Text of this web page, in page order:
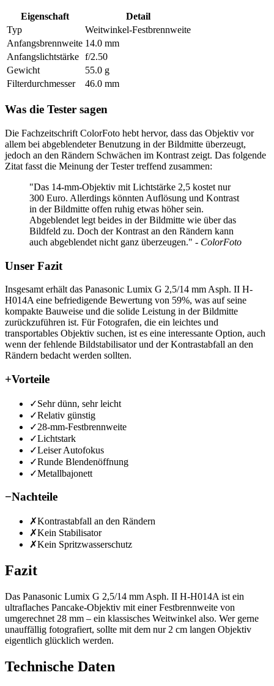
Eigenschaft
Detail
Typ
Weitwinkel-Festbrennweite
Anfangsbrennweite 14.0 mm
Anfangslichtstärke f/2.50
Gewicht
55.0 g
Filterdurchmesser
46.0 mm
Was die Tester sagen
Die Fachzeitschrift ColorFoto hebt hervor, dass das Objektiv vor
allem bei abgeblendeter Benutzung in der Bildmitte überzeugt,
jedoch an den Rändern Schwächen im Kontrast zeigt. Das folgende
Zitat fasst die Meinung der Tester treffend zusammen:
"Das 14-mm-Objektiv mit Lichtstärke 2,5 kostet nur
300 Euro. Allerdings könnten Auflösung und Kontrast
in der Bildmitte offen ruhig etwas höher sein.
Abgeblendet legt beides in der Bildmitte wie über das
Bildfeld zu. Doch der Kontrast an den Rändern kann
auch abgeblendet nicht ganz überzeugen." - ColorFoto
Unser Fazit
Insgesamt erhält das Panasonic Lumix G 2,5/14 mm Asph. II H-
H014A eine befriedigende Bewertung von 59%, was auf seine
kompakte Bauweise und die solide Leistung in der Bildmitte
zurückzuführen ist. Für Fotografen, die ein leichtes und
transportables Objektiv suchen, ist es eine interessante Option, auch
wenn der fehlende Bildstabilisator und der Kontrastabfall an den
Rändern bedacht werden sollten.
+Vorteile
✓Sehr dünn, sehr leicht
✓Relativ günstig
✓28-mm-Festbrennweite
✓Lichtstark
✓Leiser Autofokus
✓Runde Blendenöffnung
✓Metallbajonett
−Nachteile
✗Kontrastabfall an den Rändern
✗Kein Stabilisator
✗Kein Spritzwasserschutz
Fazit
Das Panasonic Lumix G 2,5/14 mm Asph. II H-H014A ist ein
ultraflaches Pancake-Objektiv mit einer Festbrennweite von
umgerechnet 28 mm – ein klassisches Weitwinkel also. Wer gerne
unauffällig fotografiert, sollte mit dem nur 2 cm langen Objektiv
eigentlich glücklich werden.
Technische Daten